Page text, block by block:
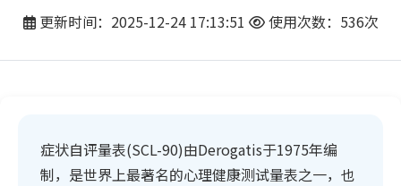
更新时间：2025-12-24 17:13:51 使用次数：536次
症状自评量表(SCL-90)由Derogatis于1975年编
制，是世界上最著名的心理健康测试量表之一，也